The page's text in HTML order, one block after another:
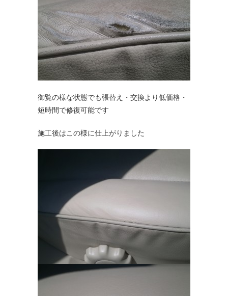
御覧の様な状態でも張替え・交換より低価格・
短時間で修復可能です
施工後はこの様に仕上がりました